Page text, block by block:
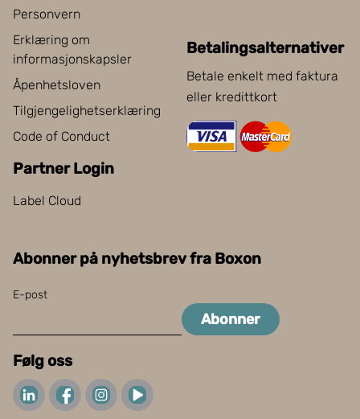
Personvern
Erklæring om
informasjonskapsler
Åpenhetsloven
Tilgjengelighetserklæring
Code of Conduct
Partner Login
Label Cloud
Betalingsalternativer
Betale enkelt med faktura
eller kredittkort
Abonner på nyhetsbrev fra Boxon
E-post
Abonner
Følg oss